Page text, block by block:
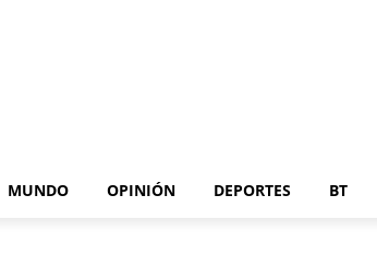
MUNDO OPINIÓN DEPORTES BT